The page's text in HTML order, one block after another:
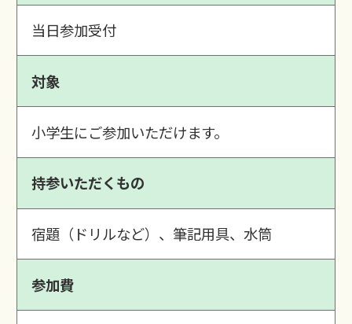
当日参加受付
対象
小学生にご参加いただけます。
持参いただくもの
宿題（ドリルなど）、筆記用具、水筒
参加費